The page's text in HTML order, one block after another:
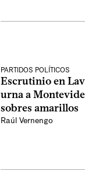
PARTIDOS POLÍTICOS
Escrutinio en
urna a
sobres amarillos
Raúl Vernengo